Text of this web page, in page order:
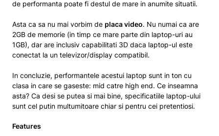
de performanta poate fi destul de mare in anumite situatii.
Asta ca sa nu mai vorbim de placa video. Nu numai ca are
2GB de memorie (in timp ce mare parte din laptop-uri au
1GB), dar are inclusiv capabilitati 3D daca laptop-ul este
conectat la un televizor/display compatibil.
In concluzie, performantele acestui laptop sunt in ton cu
clasa in care se gaseste: mid catre high end. Ce inseamna
asta? Ca desi se putea si mai bine, specificatiile laptop-ului
sunt cel putin multumitoare chiar si pentru cei pretentiosi.
Features